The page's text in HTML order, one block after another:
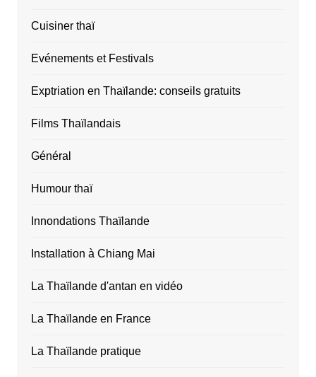
Cuisiner thaï
Evénements et Festivals
Exptriation en Thaïlande: conseils gratuits
Films Thaïlandais
Général
Humour thaï
Innondations Thaïlande
Installation à Chiang Mai
La Thaïlande d'antan en vidéo
La Thaïlande en France
La Thaïlande pratique